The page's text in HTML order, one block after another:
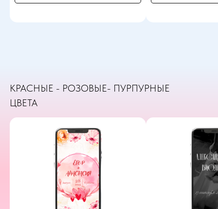
КРАСНЫЕ - РОЗОВЫЕ- ПУРПУРНЫЕ
ЦВЕТА